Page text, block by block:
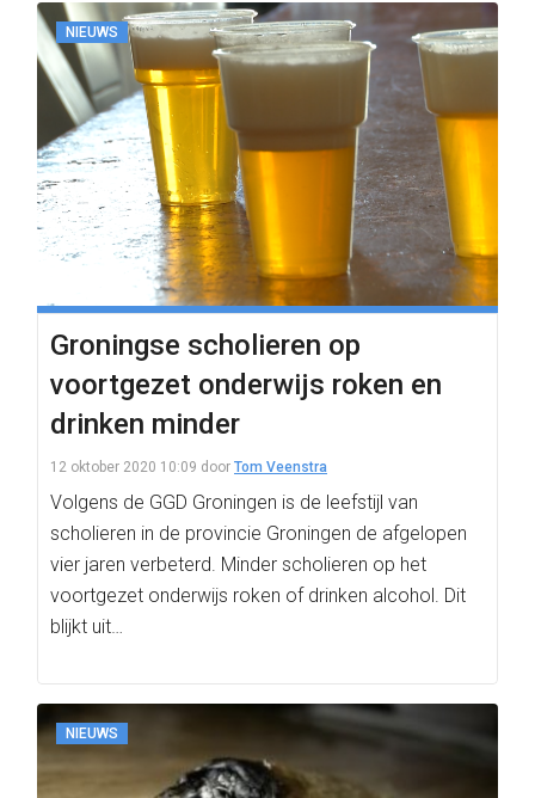
NIEUWS
Groningse scholieren op
voortgezet onderwijs roken en
drinken minder
12 oktober 2020 10:09 door Tom Veenstra
Volgens de GGD Groningen is de leefstijl van
scholieren in de provincie Groningen de afgelopen
vier jaren verbeterd. Minder scholieren op het
voortgezet onderwijs roken of drinken alcohol. Dit
blijkt uit…
NIEUWS